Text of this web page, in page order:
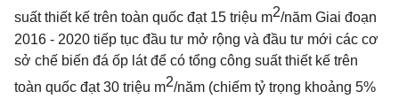
suất thiết kế trên toàn quốc đạt 15 triệu m2/năm Giai đoạn
2016 - 2020 tiếp tục đầu tư mở rộng và đầu tư mới các cơ
sở chế biến đá ốp lát để có tổng công suất thiết kế trên
toàn quốc đạt 30 triệu m2/năm (chiếm tỷ trọng khoảng 5%